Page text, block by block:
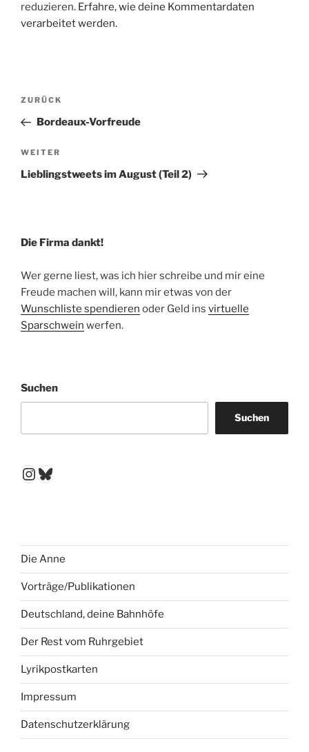
reduzieren. Erfahre, wie deine Kommentardaten
verarbeitet werden.
Beitragsnavigation
Vorheriger
Beitrag
ZURÜCK
Bordeaux-Vorfreude
Nächster
Beitrag
WEITER
Lieblingstweets im August (Teil 2)
Die Firma dankt!
Wer gerne liest, was ich hier schreibe und mir eine
Freude machen will, kann mir etwas von der
Wunschliste spendieren oder Geld ins virtuelle
Sparschwein werfen.
Suchen
Suchen
Instagram
Bluesky
Die Anne
Vorträge/Publikationen
Deutschland, deine Bahnhöfe
Der Rest vom Ruhrgebiet
Lyrikpostkarten
Impressum
Datenschutzerklärung